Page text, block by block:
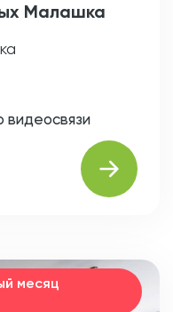
Малашка
видеосвязи
месяц